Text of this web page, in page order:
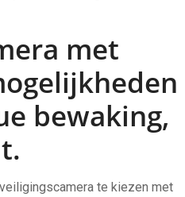
met
bewaking,
te kiezen met